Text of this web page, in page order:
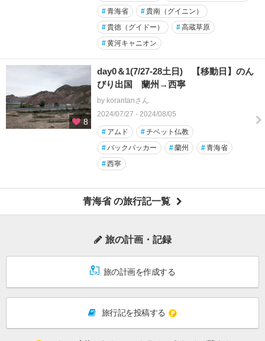
#青海省 #貴南（グイニン）
#貴徳（グイドー） #高蔵草原
#黄河キャニオン
8
day0＆1(7/27-28土日) 【移動日】のん
びり出国 蘭州→西寧
by korantanさん
2024/07/27 - 2024/08/05
# アムド #チベット仏教
#バックパッカー #蘭州 #青海省
#西寧
青海省 の旅行記一覧
旅の計画・記録
旅の計画を作成する
旅行記を投稿する